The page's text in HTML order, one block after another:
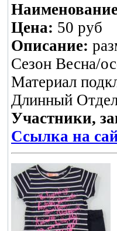
Цена: 50 руб
Описание:
Сезон Весна/
Материал
Длинный
Участники,
Ссылка на